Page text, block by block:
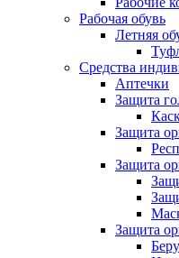
Рабочая обувь
Летняя
Средства
Аптечки
Защита
Защита
Защита
Защита